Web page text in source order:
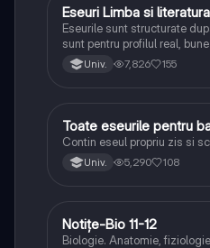
Limba și literatura română
Eseuri Limba si
Eseurile sunt structurate
sunt pentru profilul real,
lipsesc relatiile dintre
Univ. 7,826 155
Limba și literatura română
Toate eseurile pentru
Contin eseul propriu zis si
Univ. 5,290 108
Biologie
Notițe-Bio 11-12
Biologie. Anatomie,